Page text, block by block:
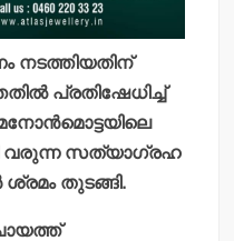
നടത്തിയതിന്
പ്രതിഷേധിച്ച്
വരുന്ന സത്യാഗ്രഹ
തുടങ്ങി.